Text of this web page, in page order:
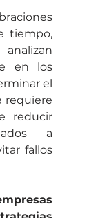
tiempo,
en los
el
requiere
reducir
a
fallos